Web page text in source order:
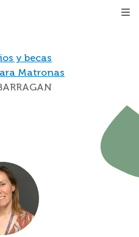
a la navegación
y becas
Matronas